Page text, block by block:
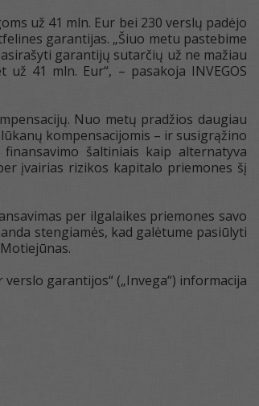
už 41 mln. Eur bei 230 verslų padėjo
garantijas. „Šiuo metu pastebime
garantijų sutarčių už ne mažiau
41 mln. Eur“, – pasakoja INVEGOS
Nuo metų pradžios daugiau
kompensacijomis – ir susigrąžino
šaltiniais kaip alternatyva
įvairias rizikos kapitalo priemones šį
per ilgalaikes priemones savo
stengiamės, kad galėtume pasiūlyti
verslo garantijos“ („Invega“) informacija